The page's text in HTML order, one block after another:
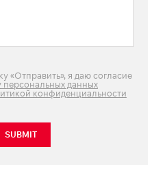
«Отправить», я даю согласие
персональных данных
конфиденциальности
SUBMIT